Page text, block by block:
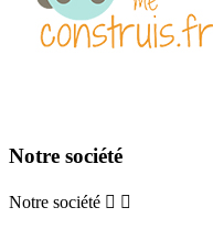
Notre société
Notre société  